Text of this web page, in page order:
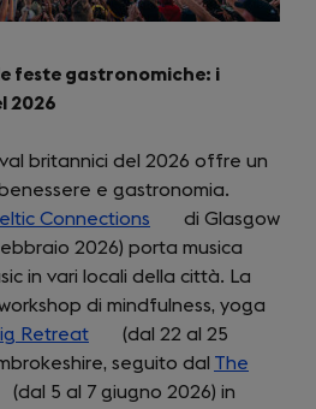
feste gastronomiche: i
2026
britannici del 2026 offre un
e gastronomia.
Connections (opens
in
a
new
tab)
di Glasgow
2026) porta musica
in vari locali della città. La
di mindfulness, yoga
Retreat (opens
in
a
(dal 22 al 25
seguito dal The
(dal 5 al 7 giugno 2026) in